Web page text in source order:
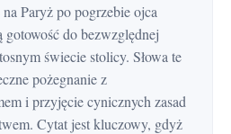
do bezwzględnej
świecie stolicy. Słowa te
pożegnanie z
i przyjęcie cynicznych zasad
Cytat jest kluczowy, gdyż